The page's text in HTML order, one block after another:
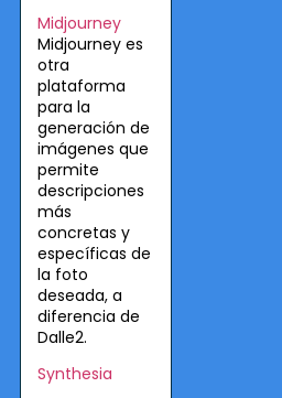
Midjourney
Midjourney es
otra
plataforma
para la
generación de
imágenes que
permite
descripciones
más
concretas y
específicas de
la foto
deseada, a
diferencia de
Dalle2.
Synthesia